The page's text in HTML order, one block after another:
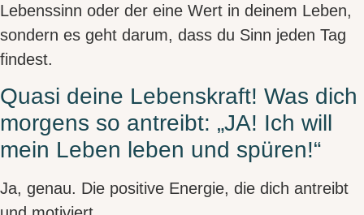
Lebenssinn oder der eine Wert in deinem Leben,
sondern es geht darum, dass du Sinn jeden Tag
findest.
Quasi deine Lebenskraft! Was dich
morgens so antreibt: „JA! Ich will
mein Leben leben und spüren!“
Ja, genau. Die positive Energie, die dich antreibt